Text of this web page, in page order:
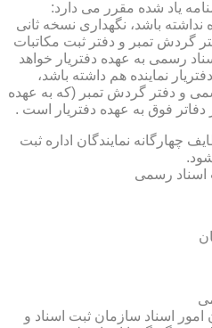
نداشته باشد، نگهداری نسخه ثانی
گردش تمبر و دفتر ثبت مكاتبات
دفتر اسناد رسمی به عهده دفتریار خواهد
نماینده هم داشته باشد،
و دفتر گردش تمبر (كه به عهده
دفاتر فوق به عهده دفتریار است .
چهارگانه نمایندگان اداره ثبت
اسناد سازمان ثبت اسناد و